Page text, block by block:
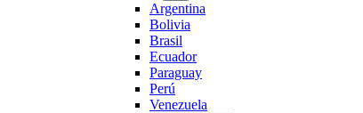
Argentina
Bolivia
Brasil
Ecuador
Paraguay
Perú
Venezuela